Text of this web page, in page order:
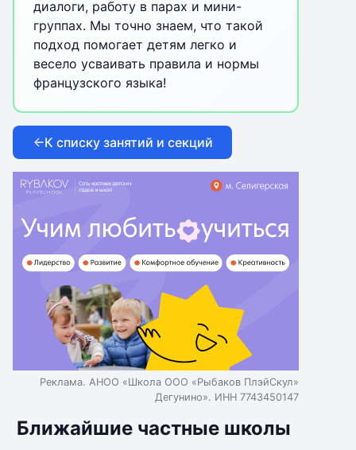
диалоги, работу в парах и мини-
группах. Мы точно знаем, что такой
подход помогает детям легко и
весело усваивать правила и нормы
французского языка!
К списку занятий и секций
Реклама. АНОО «Школа ООО «Рыбаков ПлэйСкул»
Дегунино». ИНН 7743450147
Ближайшие частные школы